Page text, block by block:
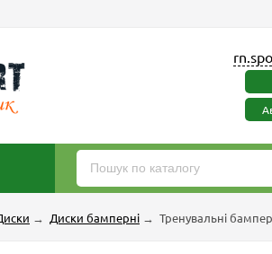
→ Диски бамперні → Тренувальні